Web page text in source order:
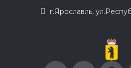
г.Ярославль,